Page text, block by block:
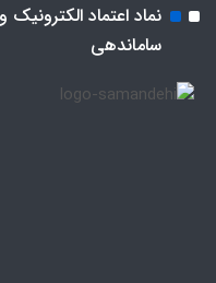
نماد اعتماد الکترونیک
ساماندهی